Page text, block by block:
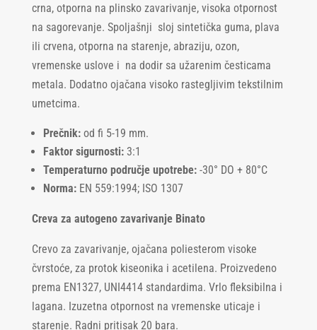
crna, otporna na plinsko zavarivanje, visoka otpornost
na sagorevanje. Spoljašnji sloj sintetička guma, plava
ili crvena, otporna na starenje, abraziju, ozon,
vremenske uslove i na dodir sa užarenim česticama
metala. Dodatno ojačana visoko rastegljivim tekstilnim
umetcima.
Prečnik:od fi 5-19 mm.
Faktor sigurnosti:3:1
Temperaturno područje upotrebe:-30° DO + 80°C
Norma:EN 559:1994; ISO 1307
Creva za autogeno zavarivanje Binato
Crevo za zavarivanje, ojačana poliesterom visoke
čvrstoće, za protok kiseonika i acetilena. Proizvedeno
prema EN1327, UNI4414 standardima. Vrlo fleksibilna i
lagana. Izuzetna otpornost na vremenske uticaje i
starenje. Radni pritisak 20 bara.